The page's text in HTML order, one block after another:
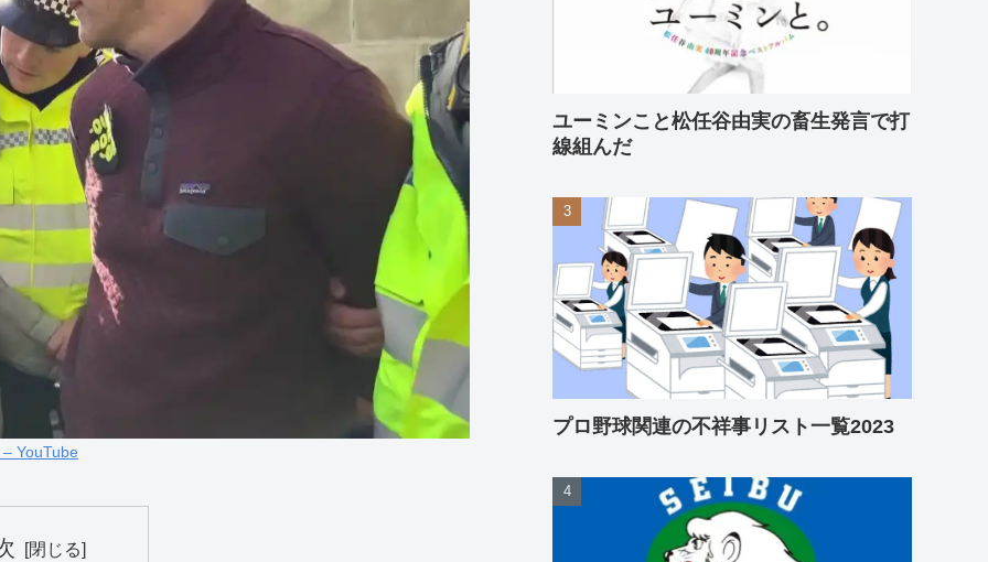
YouTube
ユーミンこと松任谷由実の畜生発言で打
線組んだ
プロ野球関連の不祥事リスト一覧2023